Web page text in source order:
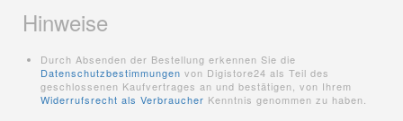
Hinweise
Durch Absenden der Bestellung erkennen Sie die
Datenschutzbestimmungen von Digistore24 als Teil des
geschlossenen Kaufvertrages an und bestätigen, von Ihrem
Widerrufsrecht als Verbraucher Kenntnis genommen zu haben.